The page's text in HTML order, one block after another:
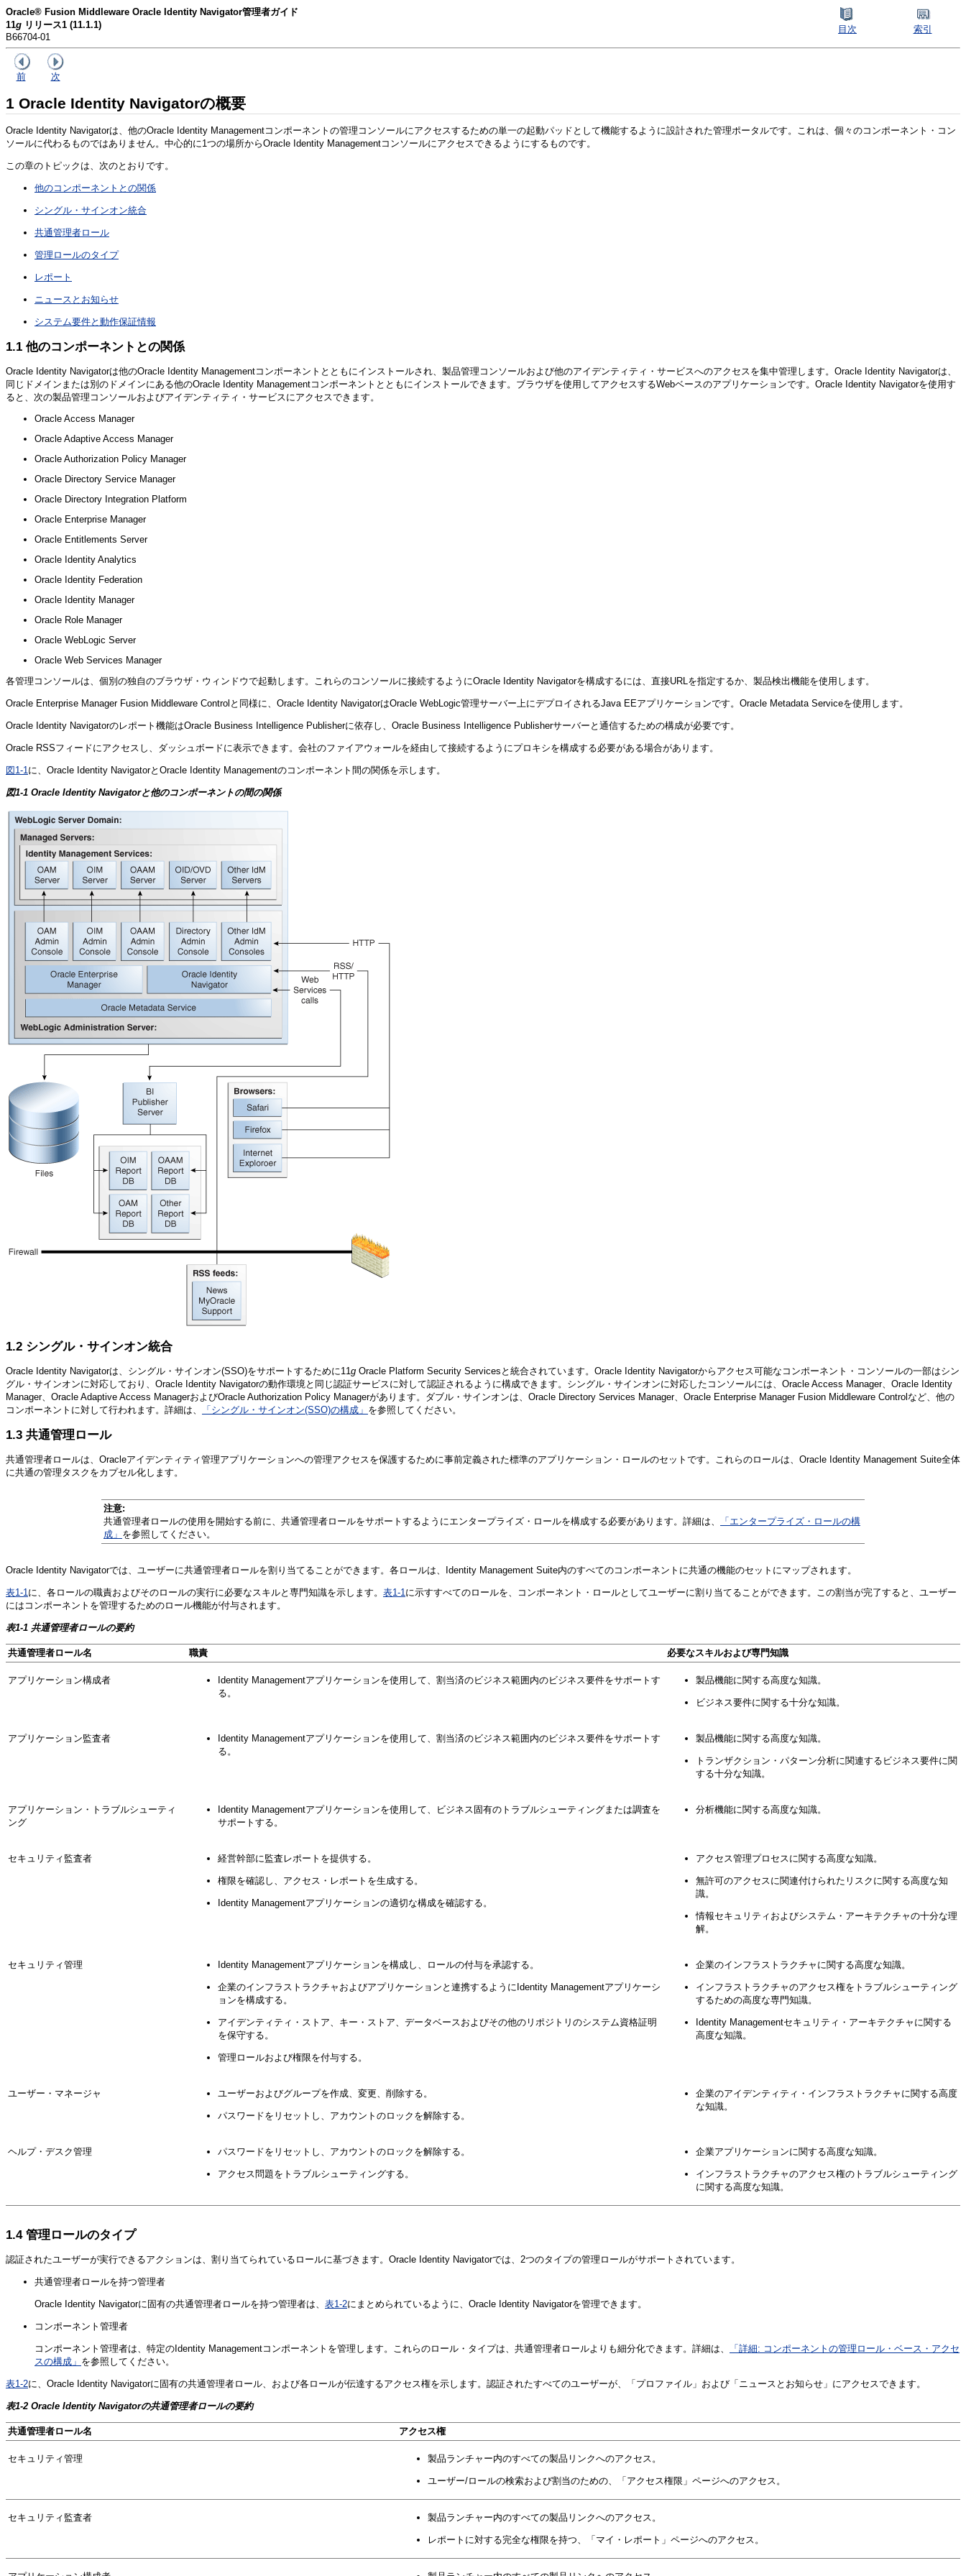
Oracle® Fusion Middleware Oracle Identity Navigator管理者ガイド
11g リリース1 (11.1.1)
B66704-01
目次 索引
前 次
1 Oracle Identity Navigatorの概要
Oracle Identity Navigatorは、他のOracle Identity Managementコンポーネントの管理コンソールにアクセスするための単一の起動パッドとして機能するように設計された管理ポータルです。これは、個々のコンポーネント・コン
ソールに代わるものではありません。中心的に1つの場所からOracle Identity Managementコンソールにアクセスできるようにするものです。
この章のトピックは、次のとおりです。
他のコンポーネントとの関係
シングル・サインオン統合
共通管理者ロール
管理ロールのタイプ
レポート
ニュースとお知らせ
システム要件と動作保証情報
1.1 他のコンポーネントとの関係
Oracle Identity Navigatorは他のOracle Identity Managementコンポーネントとともにインストールされ、製品管理コンソールおよび他のアイデンティティ・サービスへのアクセスを集中管理します。Oracle Identity Navigatorは、
同じドメインまたは別のドメインにある他のOracle Identity Managementコンポーネントとともにインストールできます。ブラウザを使用してアクセスするWebベースのアプリケーションです。Oracle Identity Navigatorを使用す
ると、次の製品管理コンソールおよびアイデンティティ・サービスにアクセスできます。
Oracle Access Manager
Oracle Adaptive Access Manager
Oracle Authorization Policy Manager
Oracle Directory Service Manager
Oracle Directory Integration Platform
Oracle Enterprise Manager
Oracle Entitlements Server
Oracle Identity Analytics
Oracle Identity Federation
Oracle Identity Manager
Oracle Role Manager
Oracle WebLogic Server
Oracle Web Services Manager
各管理コンソールは、個別の独自のブラウザ・ウィンドウで起動します。これらのコンソールに接続するようにOracle Identity Navigatorを構成するには、直接URLを指定するか、製品検出機能を使用します。
Oracle Enterprise Manager Fusion Middleware Controlと同様に、Oracle Identity NavigatorはOracle WebLogic管理サーバー上にデプロイされるJava EEアプリケーションです。Oracle Metadata Serviceを使用します。
Oracle Identity Navigatorのレポート機能はOracle Business Intelligence Publisherに依存し、Oracle Business Intelligence Publisherサーバーと通信するための構成が必要です。
Oracle RSSフィードにアクセスし、ダッシュボードに表示できます。会社のファイアウォールを経由して接続するようにプロキシを構成する必要がある場合があります。
図1-1 に、Oracle Identity NavigatorとOracle Identity Managementのコンポーネント間の関係を示します。
図1-1 Oracle Identity Navigatorと他のコンポーネントの間の関係
1.2 シングル・サインオン統合
Oracle Identity Navigatorは、シングル・サインオン(SSO)をサポートするために11 g Oracle Platform Security Servicesと統合されています。Oracle Identity Navigatorからアクセス可能なコンポーネント・コンソールの一部はシン
グル・サインオンに対応しており、Oracle Identity Navigatorの動作環境と同じ認証サービスに対して認証されるように構成できます。シングル・サインオンに対応したコンソールには、Oracle Access Manager、Oracle Identity
Manager、Oracle Adaptive Access ManagerおよびOracle Authorization Policy Managerがあります。ダブル・サインオンは、Oracle Directory Services Manager、Oracle Enterprise Manager Fusion Middleware Controlなど、他の
コンポーネントに対して行われます。詳細は、
「シングル・サインオン(SSO)の構成」 を参照してください。
1.3 共通管理ロール
共通管理者ロールは、Oracleアイデンティティ管理アプリケーションへの管理アクセスを保護するために事前定義された標準のアプリケーション・ロールのセットです。これらのロールは、Oracle Identity Management Suite全体
に共通の管理タスクをカプセル化します。
注意:
共通管理者ロールの使用を開始する前に、共通管理者ロールをサポートするようにエンタープライズ・ロールを構成する必要があります。詳細は、
「エンタープライズ・ロールの構
成」 を参照してください。
Oracle Identity Navigatorでは、ユーザーに共通管理者ロールを割り当てることができます。各ロールは、Identity Management Suite内のすべてのコンポーネントに共通の機能のセットにマップされます。
表1-1 に、各ロールの職責およびそのロールの実行に必要なスキルと専門知識を示します。 表1-1 に示すすべてのロールを、コンポーネント・ロールとしてユーザーに割り当てることができます。この割当が完了すると、ユーザー
にはコンポーネントを管理するためのロール機能が付与されます。
表1-1 共通管理者ロールの要約
共通管理者ロール名 職責 必要なスキルおよび専門知識
アプリケーション構成者
Identity Managementアプリケーションを使用して、割当済のビジネス範囲内のビジネス要件をサポートす
る。
製品機能に関する高度な知識。
ビジネス要件に関する十分な知識。
アプリケーション監査者
Identity Managementアプリケーションを使用して、割当済のビジネス範囲内のビジネス要件をサポートす
る。
製品機能に関する高度な知識。
トランザクション・パターン分析に関連するビジネス要件に関
する十分な知識。
アプリケーション・トラブルシューティ
ング
Identity Managementアプリケーションを使用して、ビジネス固有のトラブルシューティングまたは調査を
サポートする。
分析機能に関する高度な知識。
セキュリティ監査者 経営幹部に監査レポートを提供する。
権限を確認し、アクセス・レポートを生成する。
Identity Managementアプリケーションの適切な構成を確認する。
アクセス管理プロセスに関する高度な知識。
無許可のアクセスに関連付けられたリスクに関する高度な知
識。
情報セキュリティおよびシステム・アーキテクチャの十分な理
解。
セキュリティ管理 Identity Managementアプリケーションを構成し、ロールの付与を承認する。
企業のインフラストラクチャおよびアプリケーションと連携するようにIdentity Managementアプリケーシ
ョンを構成する。
アイデンティティ・ストア、キー・ストア、データベースおよびその他のリポジトリのシステム資格証明
を保守する。
管理ロールおよび権限を付与する。
企業のインフラストラクチャに関する高度な知識。
インフラストラクチャのアクセス権をトラブルシューティング
するための高度な専門知識。
Identity Managementセキュリティ・アーキテクチャに関する
高度な知識。
ユーザー・マネージャ ユーザーおよびグループを作成、変更、削除する。
パスワードをリセットし、アカウントのロックを解除する。
企業のアイデンティティ・インフラストラクチャに関する高度
な知識。
ヘルプ・デスク管理 パスワードをリセットし、アカウントのロックを解除する。
アクセス問題をトラブルシューティングする。
企業アプリケーションに関する高度な知識。
インフラストラクチャのアクセス権のトラブルシューティング
に関する高度な知識。
1.4管理 ロールのタイプ
認証されたユーザーが実行できるアクションは、割り当てられているロールに基づきます。Oracle Identity Navigatorでは、2つのタイプの管理ロールがサポートされています。
共通管理者ロールを持つ管理者
Oracle Identity Navigatorに固有の共通管理者ロールを持つ管理者は、 表1-2にまとめられているように、Oracle Identity Navigatorを管理できます。
コンポーネント 管理者
コンポーネント管理者は、特定のIdentity Managementコンポーネントを管理します。これらのロール・タイプは、共通管理者ロールよりも細分化できます。詳細は、
「詳細: コンポーネントの管理ロール・ベース・アクセ
スの構成」 を参照してください。
表1-2に、Oracle Identity Navigatorに固有の共通管理者ロール、および各ロールが伝達するアクセス権を示します。認証されたすべてのユーザーが、「プロファイル」および「ニュースとお知らせ」にアクセスできます。
表1-2 Oracle Identity Navigatorの共通管理者ロールの要約
共通管理者ロール名 アクセス権
セキュリティ管理 製品ランチャー内のすべての製品リンクへのアクセス。
ユーザー/ロールの検索および割当のための、「アクセス権限」ページへのアクセス。
セキュリティ監査者 製品ランチャー内のすべての製品リンクへのアクセス。
レポートに対する完全な権限を持つ、「マイ・レポート」ページへのアクセス。